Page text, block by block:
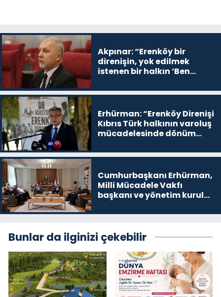
Akpınar: “Erenköy bir
direnişin, yok edilmek
istenen bir halkın ‘Ben
devam edeceğim’ dediği
Erhürman: “Erenköy Direnişi
Kıbrıs Türk halkının varoluş
mücadelesinde dönüm
Cumhurbaşkanı Erhürman,
Milli Mücadele Vakfı
başkanı ve yönetim kurulu
Bunlar da ilginizi çekebilir